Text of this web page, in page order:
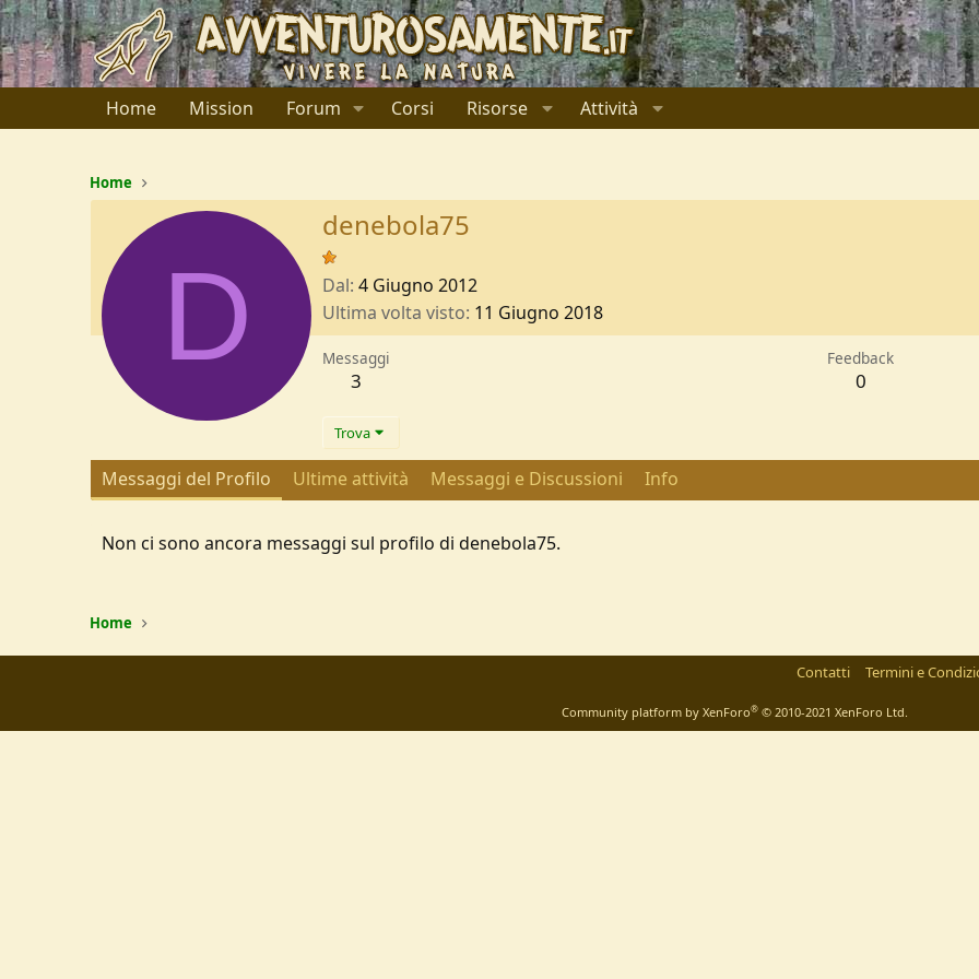
Home Mission Forum Corsi Risorse Attività
Home
D
denebola75
Dal 4 Giugno 2012
Ultima volta visto 11 Giugno 2018
Messaggi
3
Feedback
0
Trova
Messaggi del Profilo Ultime attività Messaggi e Discussioni Info
Non ci sono ancora messaggi sul profilo di denebola75.
Home
Contatti Termini e
Community platform by XenForo® © 2010-2021 XenForo Ltd.